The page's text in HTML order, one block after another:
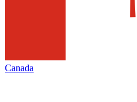
Canada